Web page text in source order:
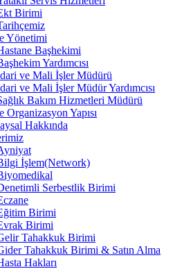
Birimi
Yönetimi
Başhekimi
Yardımcısı
ve Mali İşler Müdürü
ve Mali İşler Müdür Yardımcısı
Bakım Hizmetleri Müdürü
Organizasyon Yapısı
Hakkında
İşlem(Network)
Serbestlik Birimi
Birimi
Birimi
Tahakkuk Birimi
Tahakkuk Birimi & Satın Alma
Hakları